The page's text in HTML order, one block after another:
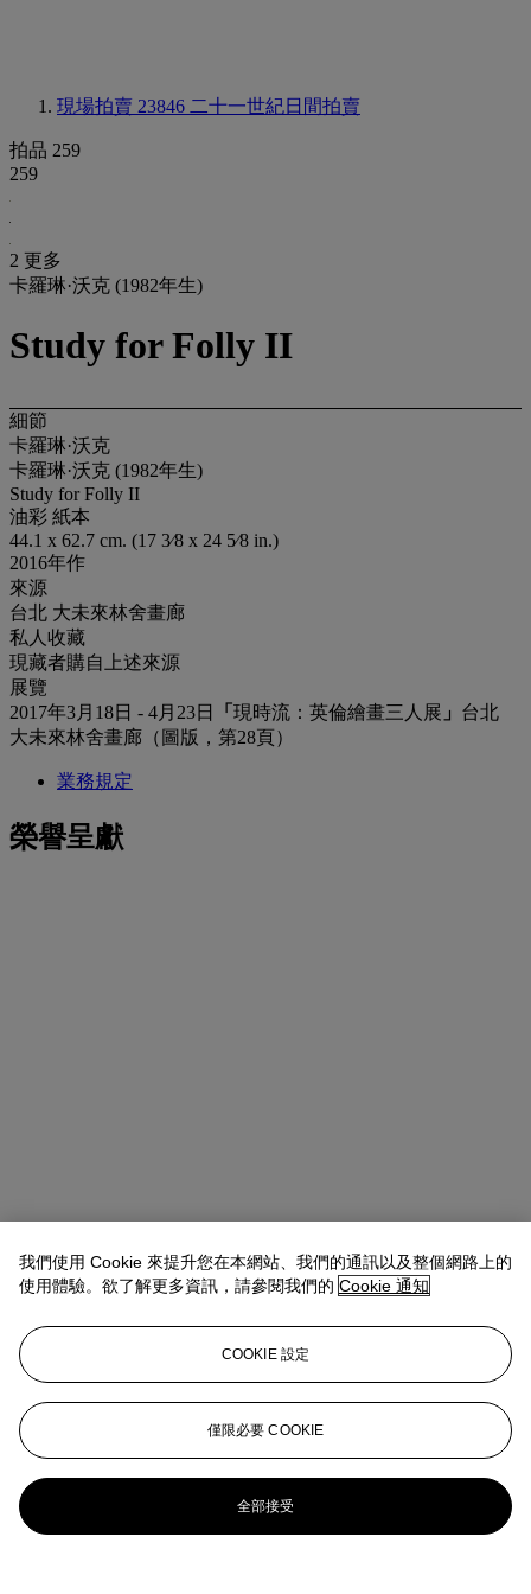
現場拍賣 23846 二十一世紀日間拍賣
拍品 259
259
2 更多
卡羅琳·沃克 (1982年生)
Study for Folly II
細節
卡羅琳·沃克
卡羅琳·沃克 (1982年生)
Study for Folly II
油彩 紙本
44.1 x 62.7 cm. (17 3⁄8 x 24 5⁄8 in.)
2016年作
來源
台北 大未來林舍畫廊
私人收藏
現藏者購自上述來源
展覽
2017年3月18日 - 4月23日
「 現時流：英倫繪畫三人展 」 台北
大未來林舍畫廊（圖版，第28頁）
業務規定
榮譽呈獻
Wendy Fang
AVP, Private Sales Specialist
wfang@christies.com
更多來自 二十一世紀日間拍賣
我們使用 Cookie 來提升您在本網站、我們的通訊以及整個網路上的
使用體驗。欲了解更多資訊，請參閱我們的 Cookie 通知
COOKIE 設定
僅限必要 COOKIE
全部接受